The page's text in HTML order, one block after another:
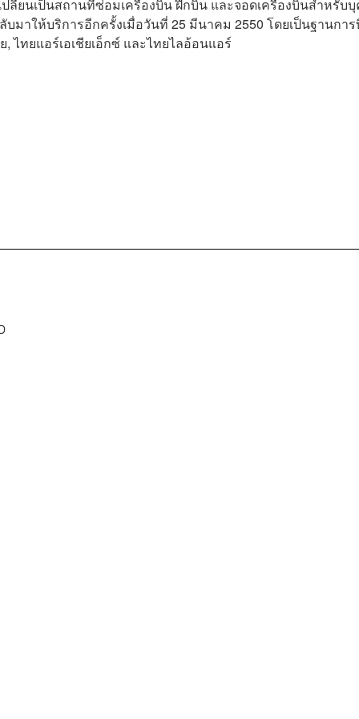
ลี่ยนเป็นสถานที่ซ่อมเครื่องบิน ฝึกบิน และจอดเครื่องบินสำหรับ
าให้บริการอีกครั้งเมื่อวันที่ 25 มีนาคม 2550 โดยเป็นฐานกา
ไทยแอร์เอเชียเอ็กซ์ และไทยไลอ้อนแอร์